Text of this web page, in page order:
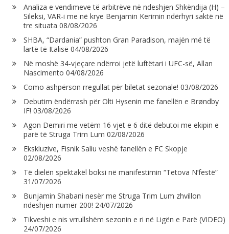
Analiza e vendimeve të arbitrëve në ndeshjen Shkëndija (H) –
Sileksi, VAR-i me në krye Benjamin Kerimin ndërhyri saktë në
tre situata 08/08/2026
SHBA, “Dardania” pushton Gran Paradison, majën më të
lartë të Italisë 04/08/2026
Në moshë 34-vjeçare ndërroi jetë luftëtari i UFC-së, Allan
Nascimento 04/08/2026
Como ashpërson rregullat për biletat sezonale! 03/08/2026
Debutim ëndërrash për Olti Hysenin me fanellën e Brøndby
IF! 03/08/2026
Agon Demiri me vetëm 16 vjet e 6 ditë debutoi me ekipin e
parë të Struga Trim Lum 02/08/2026
Ekskluzive, Fisnik Saliu veshë fanellën e FC Skopje
02/08/2026
Të dielën spektakël boksi në manifestimin “Tetova N’festë”
31/07/2026
Bunjamin Shabani nesër me Struga Trim Lum zhvillon
ndeshjen numër 200! 24/07/2026
Tikveshi e nis vrrullshëm sezonin e ri në Ligën e Parë (VIDEO)
24/07/2026